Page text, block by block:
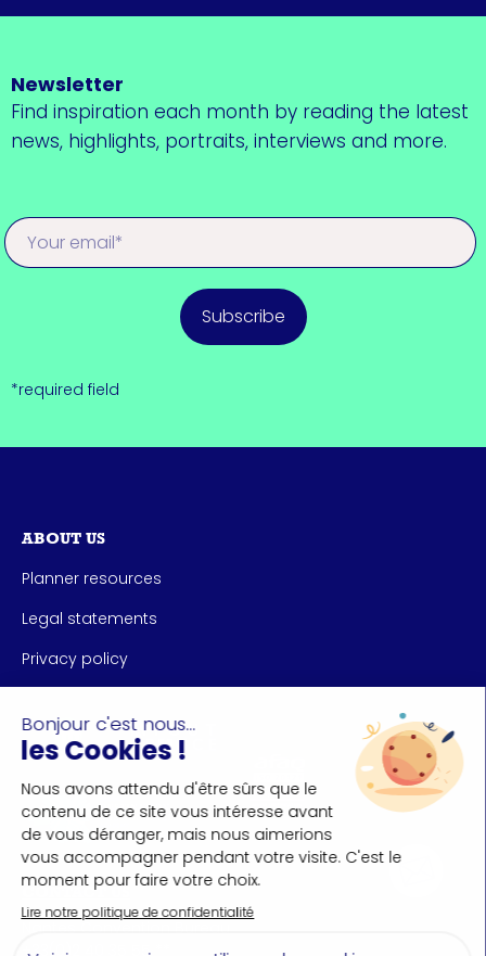
Newsletter
Find inspiration each month by reading the latest
news, highlights, portraits, interviews and more.
Subscribe
*required field
ABOUT US
Planner resources
Legal statements
Privacy policy
CONTACT US
Nantes Convention Bureau
+33(0)2 40 35 55 **